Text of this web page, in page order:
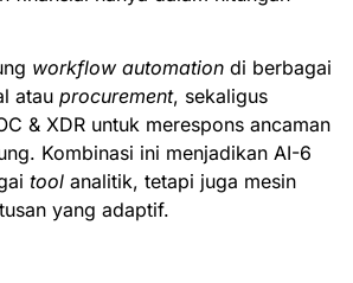
workflow automation di berbagai
atau procurement, sekaligus
& XDR untuk merespons ancaman
Kombinasi ini menjadikan AI-6
tool analitik, tetapi juga mesin
yang adaptif.